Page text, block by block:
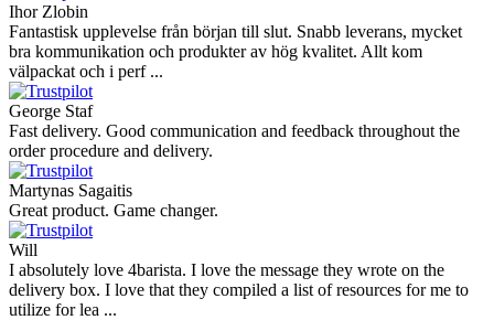
Ihor Zlobin
Fantastisk upplevelse från början till slut. Snabb leverans, mycket
bra kommunikation och produkter av hög kvalitet. Allt kom
välpackat och i perf ...
George Staf
Fast delivery. Good communication and feedback throughout the
order procedure and delivery.
Martynas Sagaitis
Great product. Game changer.
Will
I absolutely love 4barista. I love the message they wrote on the
delivery box. I love that they compiled a list of resources for me to
utilize for lea ...